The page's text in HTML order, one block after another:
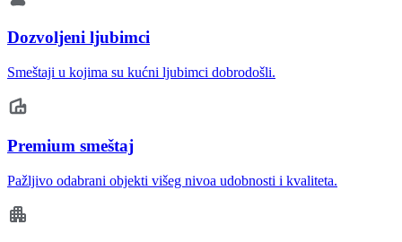
Dozvoljeni ljubimci
Smeštaji u kojima su kućni ljubimci dobrodošli.
Premium smeštaj
Pažljivo odabrani objekti višeg nivoa udobnosti i kvaliteta.